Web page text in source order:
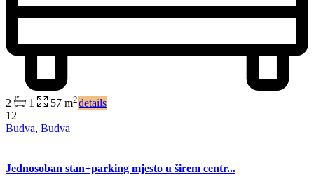
2 1 57 m2details
12
Budva, Budva
Jednosoban stan+parking mjesto u širem centr...